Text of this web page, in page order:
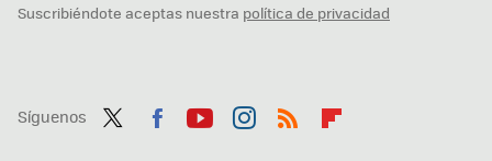
Suscribiéndote aceptas nuestra política de privacidad
Síguenos